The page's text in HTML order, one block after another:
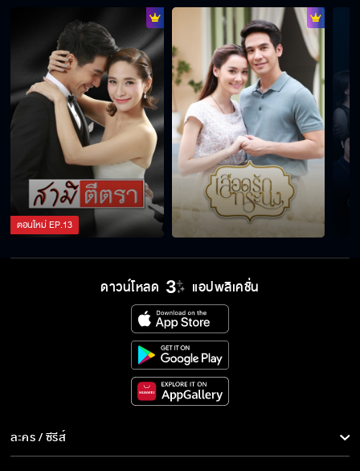
ทำไมอาบน้ำด้วยกันไม่ได้
ฉันชอบชื่อนี้...นางฟ้า
ตอนใหม่EP.13
ดาวน์โหลด แอปพลิเคชั่น
ละคร / ซีรีส์
ละคร/ซีรีส์